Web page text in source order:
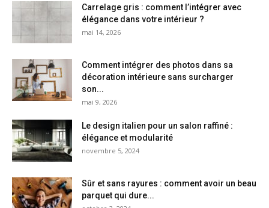
Carrelage gris : comment l’intégrer avec
élégance dans votre intérieur ?
mai 14, 2026
Comment intégrer des photos dans sa
décoration intérieure sans surcharger
son...
mai 9, 2026
Le design italien pour un salon raffiné :
élégance et modularité
novembre 5, 2024
Sûr et sans rayures : comment avoir un beau
parquet qui dure...